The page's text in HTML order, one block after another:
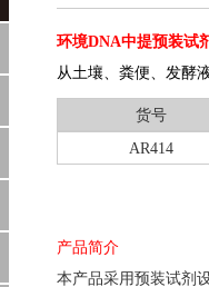
环境DNA中提预装试
从土壤、粪便、发酵
货号
AR414
产品简介
本产品采用预装试剂